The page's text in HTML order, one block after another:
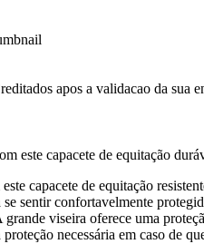
apos a validacao da sua
este capacete de equitação
capacete de equitação
sentir confortavelmente
viseira oferece uma
necessária em caso de